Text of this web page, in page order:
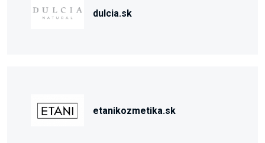
dulcia.sk
etanikozmetika.sk